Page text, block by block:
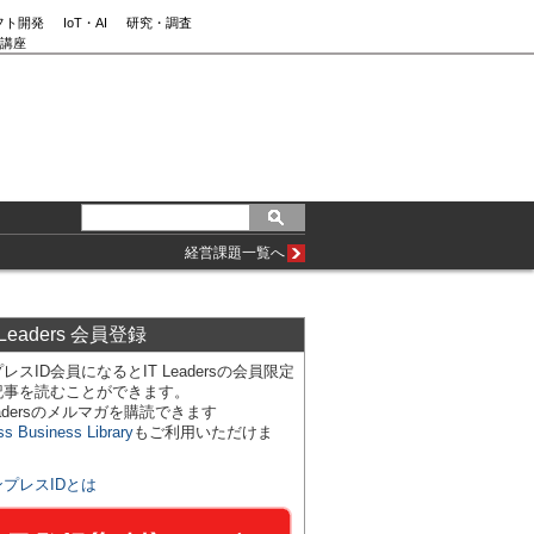
ト開発 IoT・AI
研究・調査
座
経営課題一覧へ
会員登録
スID会員になるとIT Leadersの会員限定
を読むことができます。
のメルマガを購読できます
Business Libraryもご利用いただけま
プレスIDとは